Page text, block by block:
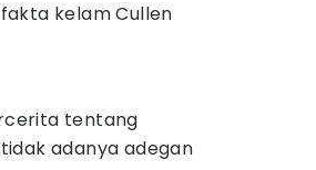
kelam Cullen
tentang
adanya adegan